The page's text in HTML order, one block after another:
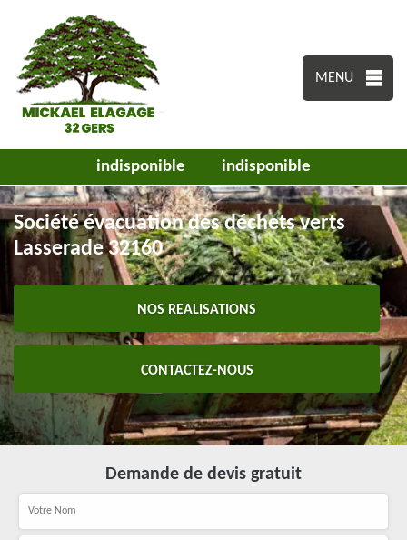
MENU
indisponible indisponible
Société évacuation des déchets verts
Lasserade 32160
NOS REALISATIONS
CONTACTEZ-NOUS
Demande de devis gratuit